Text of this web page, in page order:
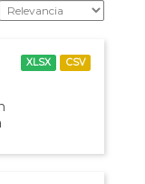
XLSX CSV